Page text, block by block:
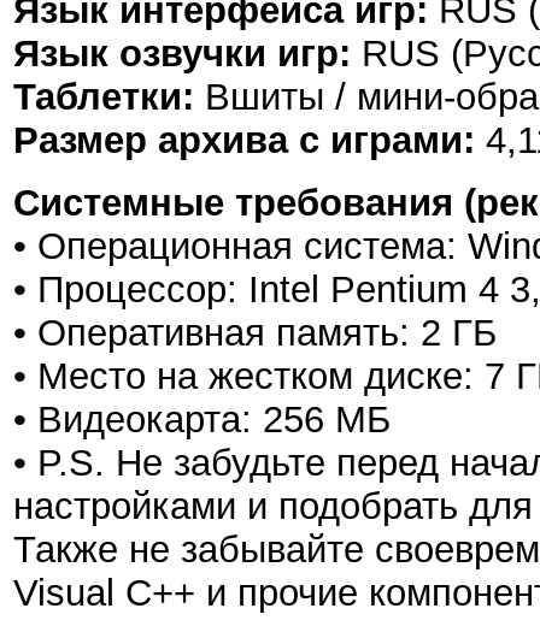
Язык интерфейса игр: RUS
Язык озвучки игр: RUS
Таблетки: Вшиты / мини-
Размер архива с играми:
Системные требования
• Операционная система:
• Процессор: Intel Pentium 4
• Оперативная память: 2 ГБ
• Место на жестком диске: 7
• Видеокарта: 256 МБ
• P.S. Не забудьте перед
настройками и подобрать
Также не забывайте
Visual C++ и прочие